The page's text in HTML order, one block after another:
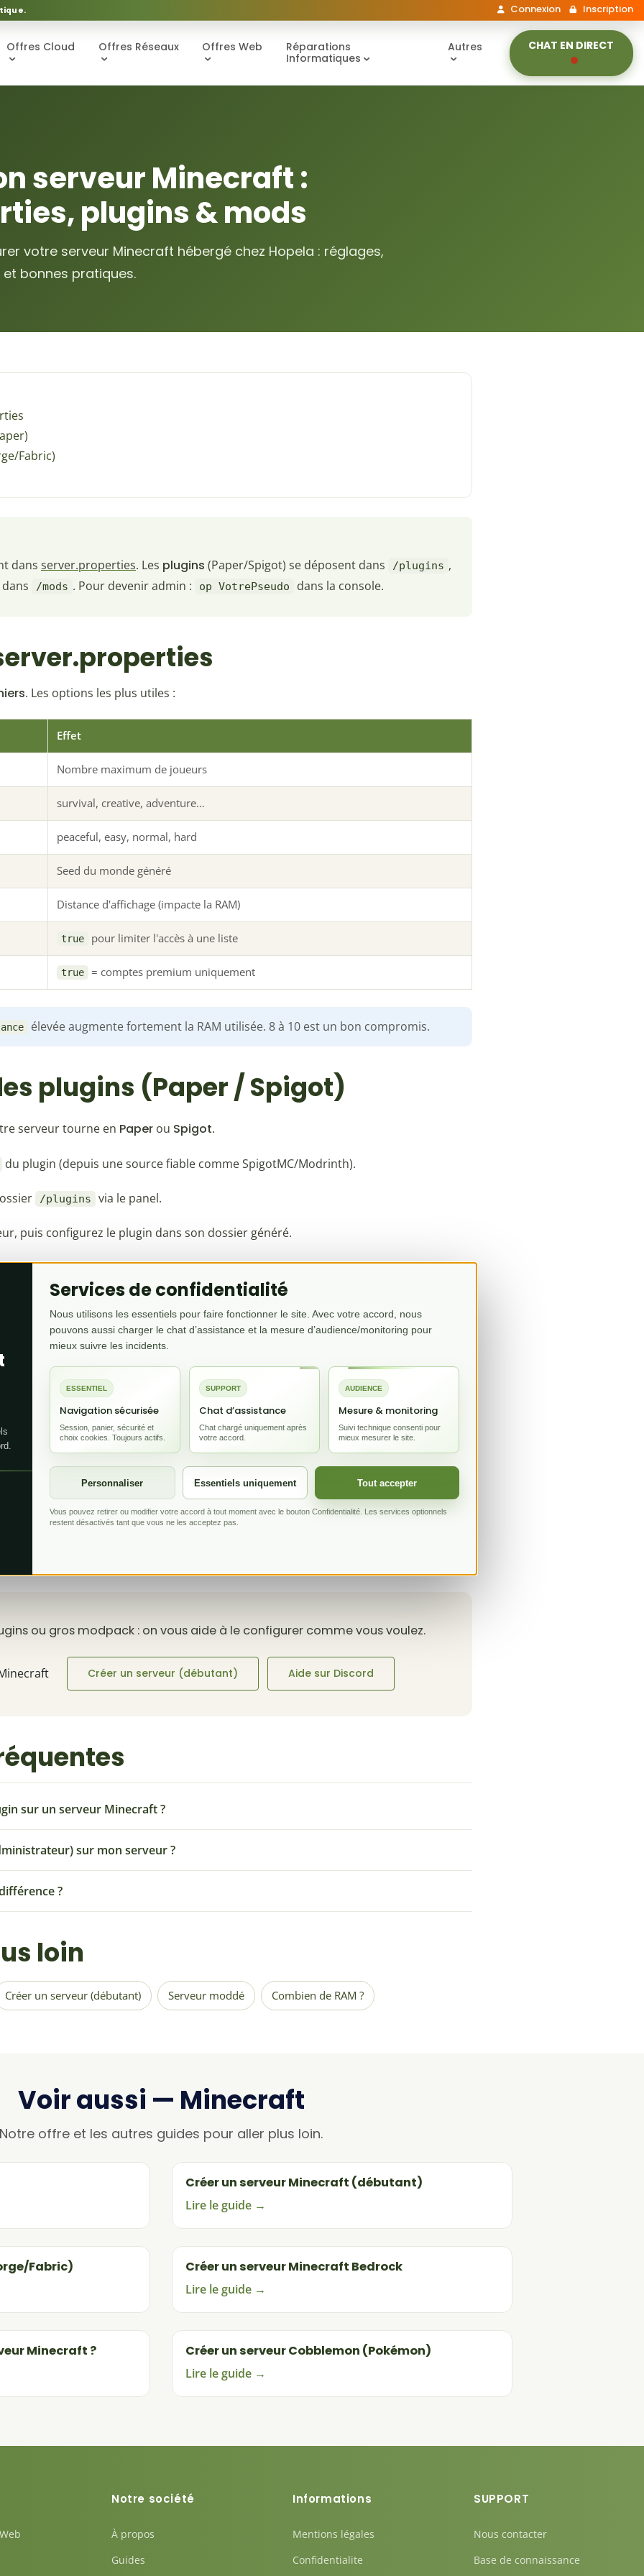
Connexion Inscription
Offres Cloud Offres Réseaux Offres Web
Réparations
Informatiques
Autres CHAT EN DIRECT
serveur Minecraft :
plugins & mods
votre serveur Minecraft hébergé chez Hopela : réglages,
bonnes pratiques.
Fabric)
dans server.properties. Les plugins (Paper/Spigot) se déposent dans /plugins ,
/mods . Pour devenir admin : op VotrePseudo dans la console.
. Les options les plus utiles :
Effet
Nombre maximum de joueurs
survival, creative, adventure…
peaceful, easy, normal, hard
Seed du monde généré
Distance d'affichage (impacte la RAM)
true pour limiter l'accès à une liste
true = comptes premium uniquement
élevée augmente fortement la RAM utilisée. 8 à 10 est un bon compromis.
plugins (Paper / Spigot)
serveur tourne en Paper ou Spigot.
du plugin (depuis une source fiable comme SpigotMC/Modrinth).
/plugins via le panel.
puis configurez le plugin dans son dossier généré.
mods (Forge / Fabric)
(Forge ou Fabric) et la bonne version dans le panel.
mods dans le dossier .
les mêmes modscôté client pour rejoindre.
/ gérer la whitelist
op VotrePseudo pour devenir opérateur.
ou gros modpack : on vous aide à le configurer comme vous voulez.
Créer un serveur (débutant) Aide sur Discord
sur un serveur Minecraft ?
sur mon serveur ?
?
loin
Créer un serveur (débutant) Serveur moddé Combien de RAM ?
Voir aussi — Minecraft
Notre offre et les autres guides pour aller plus loin.
Créer un serveur Minecraft (débutant)
Lire le guide →
Fabric) Créer un serveur Minecraft Bedrock
Lire le guide →
Minecraft ? Créer un serveur Cobblemon (Pokémon)
Lire le guide →
Notre société
À propos
Guides
Informations
Mentions légales
Confidentialite
SUPPORT
Nous contacter
Base de connaissance
Services de confidentialité
Nous utilisons les essentiels pour faire fonctionner le site. Avec votre accord, nous
pouvons aussi charger le chat d’assistance et la mesure d’audience/monitoring pour
mieux suivre les incidents.
ESSENTIEL
Navigation sécurisée
Session, panier, sécurité et
choix cookies. Toujours actifs.
SUPPORT
Chat d’assistance
Chat chargé uniquement après
votre accord.
AUDIENCE
Mesure & monitoring
Suivi technique consenti pour
mieux mesurer le site.
Personnaliser Essentiels uniquement Tout accepter
Vous pouvez retirer ou modifier votre accord à tout moment avec le bouton Confidentialité. Les services optionnels
restent désactivés tant que vous ne les acceptez pas.